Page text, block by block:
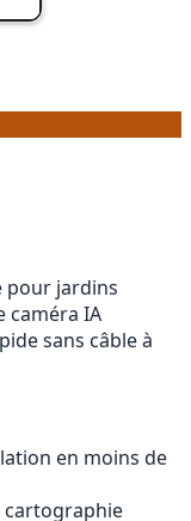
pour jardins
caméra IA
sans câble à
en moins de
cartographie